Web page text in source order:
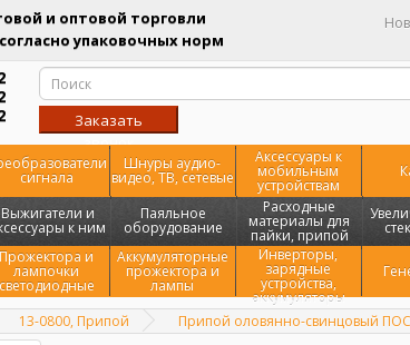
и оптовой торговли
упаковочных норм
Заказать
звонок
сигнала
Шнуры аудио-
видео, ТВ, сетевые
Аксессуары к
мобильным
устройствам
Выжигатели и
к ним
Паяльное
оборудование
Расходные
материалы для
пайки, припой
Прожектора и
лампочки
светодиодные
Аккумуляторные
прожектора и
лампы
Инверторы,
зарядные
устройства,
аккумуляторы
13-0800, Припой Припой оловянно-свинцовый